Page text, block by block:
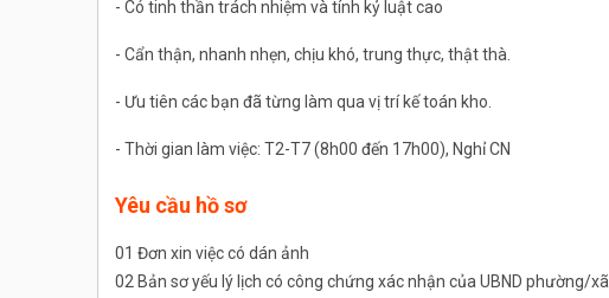
- Có tinh thần trách nhiệm và tính kỷ luật cao
- Cẩn thận, nhanh nhẹn, chịu khó, trung thực, thật thà.
- Ưu tiên các bạn đã từng làm qua vị trí kế toán kho.
- Thời gian làm việc: T2-T7 (8h00 đến 17h00), Nghỉ CN
Yêu cầu hồ sơ
01 Đơn xin việc có dán ảnh
02 Bản sơ yếu lý lịch có công chứng xác nhận của UBND phường/xã